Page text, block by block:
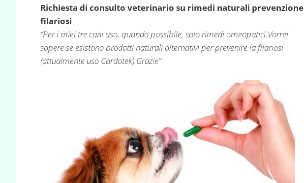
Richiesta di consulto veterinario su rimedi naturali prevenzione
filariosi
“Per i miei tre cani uso, quando possibile, solo rimedi omeopatici.Vorrei
sapere se esistono prodotti naturali alternativi per prevenire la filariosi
(attualmente uso Cardotek).Grazie”